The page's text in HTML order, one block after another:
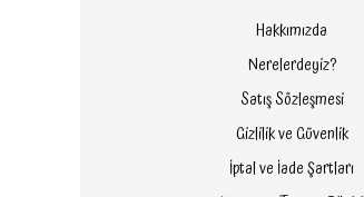
Hakkımızda
Nerelerdeyiz?
Satış Sözleşmesi
Gizlilik ve Güvenlik
İptal ve İade Şartları